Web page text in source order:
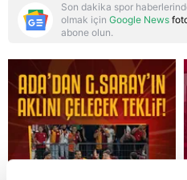
Reddet
Son dakika spor
olmak için Google News
abone olun.